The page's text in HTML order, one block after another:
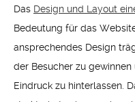
Das Design und Layout
Bedeutung für das
ansprechendes Design
der Besucher zu
Eindruck zu hinterlassen.